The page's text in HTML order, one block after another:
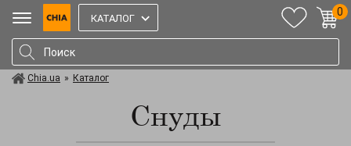
КАТАЛОГ
0
Chia.ua » Каталог
Снуды